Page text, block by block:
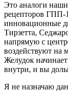
Это аналоги
рецепторов ГПП-
инновационные
Тирзетта,
напрямую с
воздействуют на
Желудок
внутри, и вы
Я не назначаю